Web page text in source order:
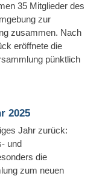
35 Mitglieder des
zur
zusammen. Nach
eröffnete die
pünktlich
2025
Jahr zurück:
und
die
zum neuen